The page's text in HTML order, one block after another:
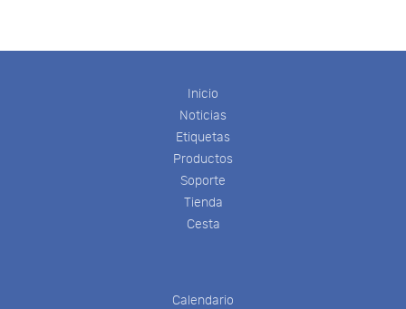
Inicio
Noticias
Etiquetas
Productos
Soporte
Tienda
Cesta
Calendario